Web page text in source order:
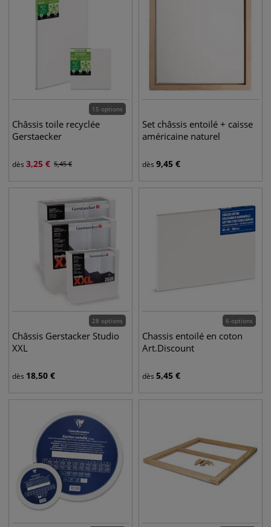
15 options
Châssis toile recyclée
Gerstaecker
dès 3,25 € 5,45€
Set châssis entoilé + caisse
américaine naturel
dès 9,45 €
28 options
Châssis Gerstacker Studio
XXL
dès 18,50 €
6 options
Chassis entoilé en coton
Art.Discount
dès 5,45 €